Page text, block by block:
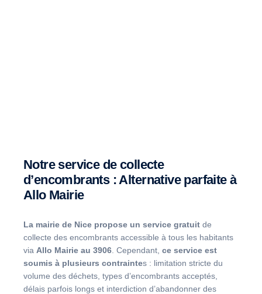
Notre service de collecte
d’encombrants : Alternative parfaite à
Allo Mairie
La mairie de Nice propose un service gratuit de
collecte des encombrants accessible à tous les habitants
via Allo Mairie au 3906 . Cependant, ce service est
soumis à plusieurs contraintes : limitation stricte du
volume des déchets, types d’encombrants acceptés,
délais parfois longs et interdiction d’abandonner des